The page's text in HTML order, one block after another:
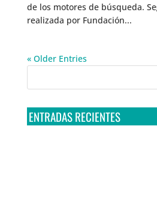
de los motores de búsqueda.
realizada por Fundación...
« Older Entries
ENTRADAS RECIENTES